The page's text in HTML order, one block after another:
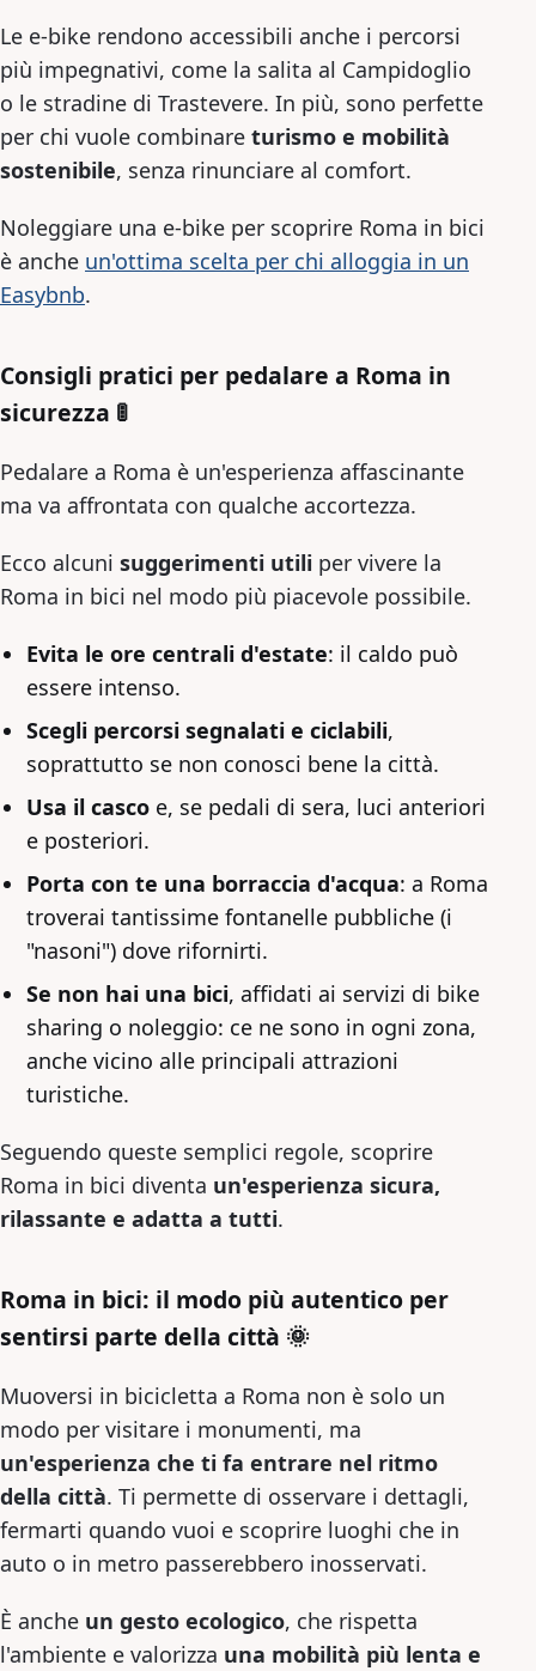
Le e-bike rendono accessibili anche i percorsi
più impegnativi, come la salita al Campidoglio
o le stradine di Trastevere. In più, sono perfette
per chi vuole combinare turismo e mobilità
sostenibile, senza rinunciare al comfort.
Noleggiare una e-bike per scoprire Roma in bici
è anche un'ottima scelta per chi alloggia in un
Easybnb.
Consigli pratici per pedalare a Roma in
sicurezza 🚦
Pedalare a Roma è un'esperienza affascinante
ma va affrontata con qualche accortezza.
Ecco alcuni suggerimenti utili per vivere la
Roma in bici nel modo più piacevole possibile.
Evita le ore centrali d'estate: il caldo può
essere intenso.
Scegli percorsi segnalati e ciclabili,
soprattutto se non conosci bene la città.
Usa il casco e, se pedali di sera, luci anteriori
e posteriori.
Porta con te una borraccia d'acqua: a Roma
troverai tantissime fontanelle pubbliche (i
"nasoni") dove rifornirti.
Se non hai una bici, affidati ai servizi di bike
sharing o noleggio: ce ne sono in ogni zona,
anche vicino alle principali attrazioni
turistiche.
Seguendo queste semplici regole, scoprire
Roma in bici diventa un'esperienza sicura,
rilassante e adatta a tutti.
Roma in bici: il modo più autentico per
sentirsi parte della città 🌞
Muoversi in bicicletta a Roma non è solo un
modo per visitare i monumenti, ma
un'esperienza che ti fa entrare nel ritmo
della città. Ti permette di osservare i dettagli,
fermarti quando vuoi e scoprire luoghi che in
auto o in metro passerebbero inosservati.
È anche un gesto ecologico, che rispetta
l'ambiente e valorizza una mobilità più lenta e